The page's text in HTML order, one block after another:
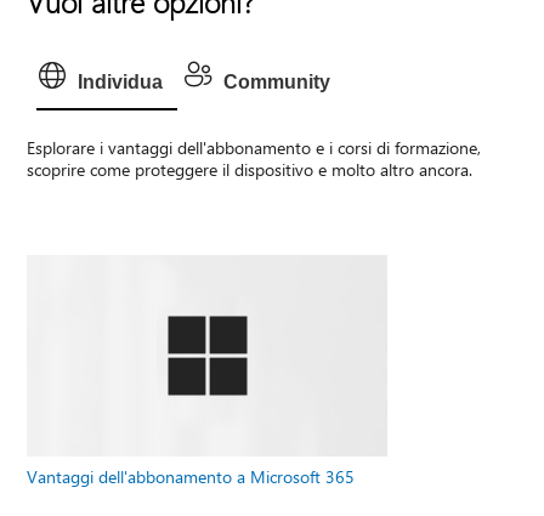
Individua Community
Esplorare i vantaggi dell'abbonamento e i corsi di formazione,
scoprire come proteggere il dispositivo e molto altro ancora.
Vantaggi dell'abbonamento a Microsoft 365